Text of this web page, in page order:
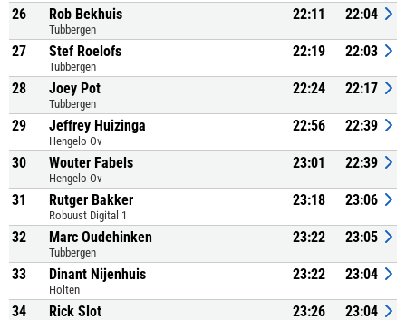
26 Rob Bekhuis
Tubbergen
22:11 22:04
27 Stef Roelofs
Tubbergen
22:19 22:03
28 Joey Pot
Tubbergen
22:24 22:17
29 Jeffrey Huizinga
Hengelo Ov
22:56 22:39
30 Wouter Fabels
Hengelo Ov
23:01 22:39
31 Rutger Bakker
Robuust Digital 1
23:18 23:06
32 Marc Oudehinken
Tubbergen
23:22 23:05
33 Dinant Nijenhuis
Holten
23:22 23:04
34 Rick Slot 23:26 23:04